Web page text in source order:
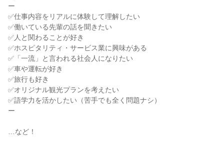
ー
✅仕事内容をリアルに体験して理解したい
✅働いている先輩の話を聞きたい
✅人と関わることが好き
✅ホスピタリティ・サービス業に興味がある
✅「一流」と言われる社会人になりたい
✅車や運転が好き
✅旅行も好き
✅オリジナル観光プランを考えたい
✅語学力を活かしたい（苦手でも全く問題ナシ）
ー
…など！